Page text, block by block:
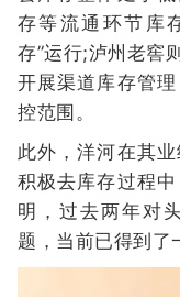
存等流通环节库
存”运行;泸州老窖
开展渠道库存管
控范围。
此外，洋河在其
积极去库存过程
明，过去两年对
题，当前已得到了